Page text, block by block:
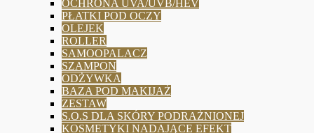
OCHRONA UVA/UVB/HEV
PŁATKI POD OCZY
OLEJEK
ROLLER
SAMOOPALACZ
SZAMPON
ODŻYWKA
BAZA POD MAKIJAŻ
ZESTAW
S.O.S DLA SKÓRY PODRAŻNIONEJ
KOSMETYKI NADAJĄCE EFEKT